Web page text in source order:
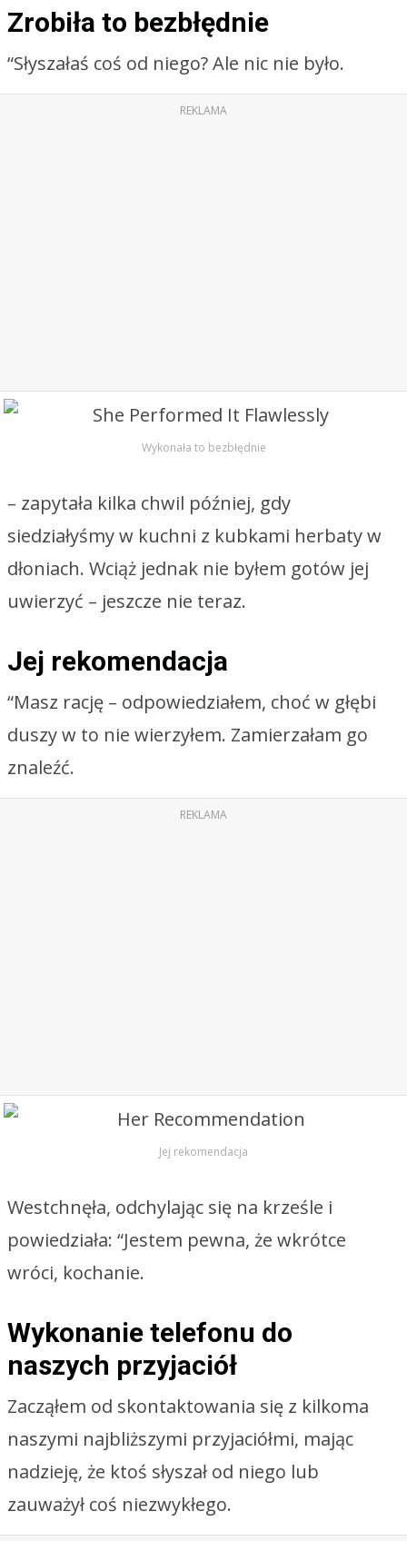
Zrobiła to bezbłędnie
“Słyszałaś coś od niego? Ale nic nie było.
REKLAMA
Wykonała to bezbłędnie
– zapytała kilka chwil później, gdy
siedziałyśmy w kuchni z kubkami herbaty w
dłoniach. Wciąż jednak nie byłem gotów jej
uwierzyć – jeszcze nie teraz.
Jej rekomendacja
“Masz rację – odpowiedziałem, choć w głębi
duszy w to nie wierzyłem. Zamierzałam go
znaleźć.
REKLAMA
Jej rekomendacja
Westchnęła, odchylając się na krześle i
powiedziała: “Jestem pewna, że wkrótce
wróci, kochanie.
Wykonanie telefonu do
naszych przyjaciół
Zacząłem od skontaktowania się z kilkoma
naszymi najbliższymi przyjaciółmi, mając
nadzieję, że ktoś słyszał od niego lub
zauważył coś niezwykłego.